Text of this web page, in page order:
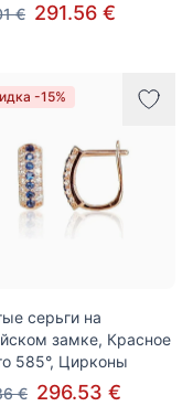
€ 291.56 €
-15%
серьги на
замке, Красное
585°, Цирконы
€ 296.53 €